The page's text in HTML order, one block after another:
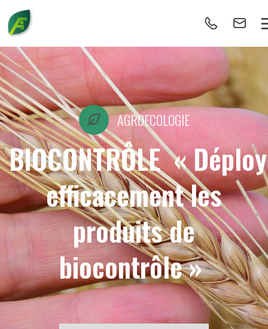
AGROECOLOGIE
BIOCONTRÔLE «
efficacement les
produits de
biocontrôle »